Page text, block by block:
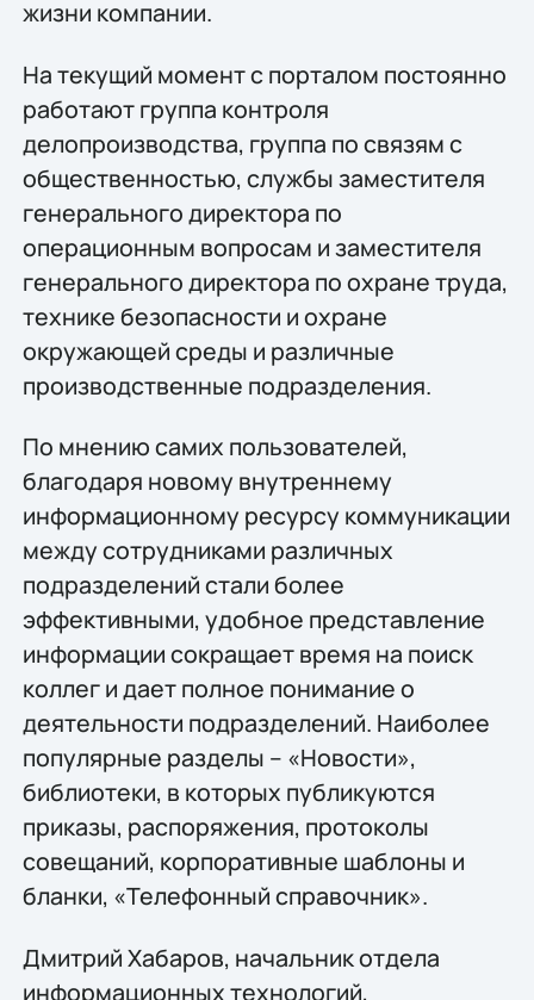
жизни компании.
На текущий момент с порталом постоянно
работают группа контроля
делопроизводства, группа по связям с
общественностью, службы заместителя
генерального директора по
операционным вопросам и заместителя
генерального директора по охране труда,
технике безопасности и охране
окружающей среды и различные
производственные подразделения.
По мнению самих пользователей,
благодаря новому внутреннему
информационному ресурсу коммуникации
между сотрудниками различных
подразделений стали более
эффективными, удобное представление
информации сокращает время на поиск
коллег и дает полное понимание о
деятельности подразделений. Наиболее
популярные разделы – «Новости»,
библиотеки, в которых публикуются
приказы, распоряжения, протоколы
совещаний, корпоративные шаблоны и
бланки, «Телефонный справочник».
Дмитрий Хабаров, начальник отдела
информационных технологий,